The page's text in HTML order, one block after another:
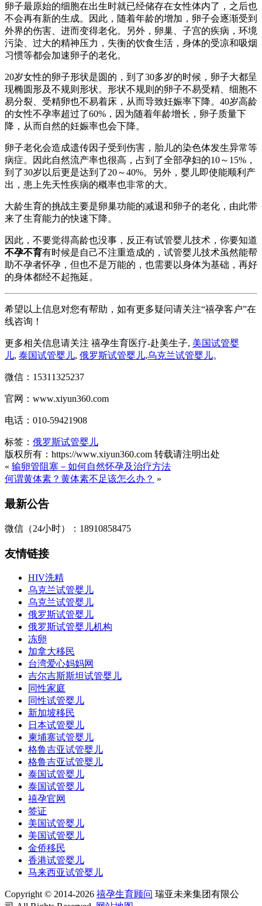
卵子最原始的细胞在出生时就已经储存在女性体内了，之后也
不会再有新的生成。因此，随着年龄的增加，卵子会逐渐受到
外界的伤害、进而变得老化。另外，卵巢、子宫的疾病，环境
污染、过大的精神压力，失衡的饮食生活，身体的受凉和吸烟
习惯等都会加速卵子的老化。
20岁女性的卵子形状是圆的，到了30多岁的时候，卵子大都呈
现椭圆形及不规则形状。形状不规则的卵子不易受精、细胞不
易分裂、受精卵也不易着床，从而导致妊娠率下降。40岁高龄
的女性不孕率超过了60%，因为随着年龄增长，卵子质量下
降，从而自然的妊娠率也会下降。
卵子老化会造成遗传因子受到伤害，胎儿的染色体发生异常等
病症。因此自然流产率也很高，占到了全部孕妇的10～15%，
到了30岁以后更是达到了20～40%。另外，婴儿即使能顺利产
出，患上先天性疾病的概率也非常的大。
大龄生育的挑战主要是卵巢功能的减退和卵子的老化，由此带
来了生育能力的快速下降。
因此，不要觉得高龄也没事，反正有试管婴儿技术，你要知道
不孕不育有时候是自己不注重造成的，试管婴儿技术虽然能帮
助不孕者怀孕，但也不是万能的，也需要以身体为基础，再好
的身体都经不起拖延。
希望以上信息对您有帮助，如有更多疑问请关注“禧孕客户”在
线咨询！
更多相关信息请关注 禧孕生育医疗-赴美生子, 美国试管婴
儿, 泰国试管婴儿, 俄罗斯试管婴儿,乌克兰试管婴儿。
微信：15311325237
官网：www.xiyun360.com
电话：010-59421908
标签： 俄罗斯试管婴儿
版权所有：https://www.xiyun360.com 转载请注明出处
« 输卵管阻塞－如何自然怀孕及治疗方法
何谓黄体素？黄体素不足该怎么办？ »
最新公告
微信（24小时）：18910858475
友情链接
HIV洗精
乌克兰试管婴儿
乌克兰试管婴儿
俄罗斯试管婴儿
俄罗斯试管婴儿机构
冻卵
加拿大移民
台湾爱心妈妈网
吉尔吉斯斯坦试管婴儿
同性家庭
同性试管婴儿
新加坡移民
日本试管婴儿
柬埔寨试管婴儿
格鲁吉亚试管婴儿
格鲁吉亚试管婴儿
泰国试管婴儿
泰国试管婴儿
禧孕官网
签证
美国试管婴儿
美国试管婴儿
金侨移民
香港试管婴儿
马来西亚试管婴儿
Copyright © 2014-2026 禧孕生育顾问 瑞亚未来集团有限公